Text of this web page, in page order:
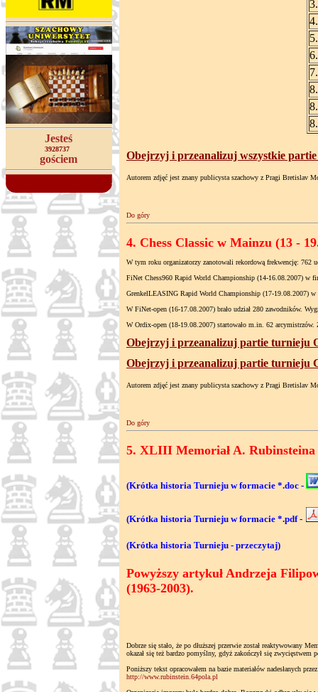
Jesteś
3928737
gościem
3.
4.
5.
6.
7.
8.
8.
8.
Obejrzyj i przeanalizuj wszystkie
Autorem zdjęć jest znany publicysta szachowy z Pragi Bretislav
Do góry
4. Chess Classic w Mainzu (13 -
W tym roku organizatorzy zanotowali rekordową frekwencję:
FiNet Chess960 Rapid World Championship (14-16.08.2007) w
GrenkelLEASING Rapid World Championship (17-19.08.2007) w
W FiNet-open (16-17.08.2007) brało udział 280 zawodników.
W Ordix-open (18-19.08.2007) startowało m.in. 62
Obejrzyj i przeanalizuj partie turnieju
Obejrzyj i przeanalizuj partie turnieju
Autorem zdjęć jest znany publicysta szachowy z Pragi Bretislav
Do góry
5. XLIII Memoriał A.
(Krótka historia Turnieju w formacie *.doc -
(Krótka historia Turnieju w formacie *.pdf -
(Krótka historia Turnieju - przeczytaj)
Powyższy artykuł Andrzeja
(1963-2003).
Dobrze się stało, że po dłuższej przerwie został reaktywowany
okazał się też bardzo pomyślny, gdyż zakończył się zwycięstwem
Poniższy tekst opracowałem na bazie materiałów nadesłanych
http://www.rubinstein.64pola.pl